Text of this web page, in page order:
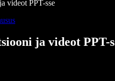
videot PPT-sse
ja videot PPT-